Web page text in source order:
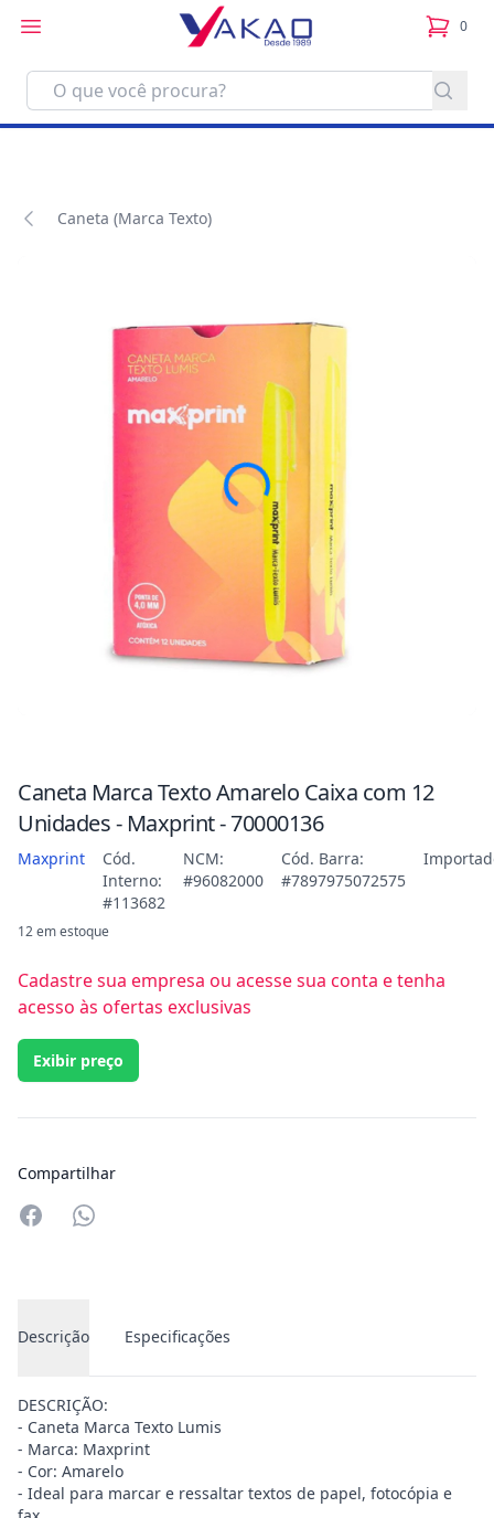
0
itens
Caneta (Marca Texto)
Caneta Marca Texto Amarelo Caixa com 12
Unidades - Maxprint - 70000136
Maxprint
Cód.
Interno:
#113682
NCM:
#96082000
Cód. Barra:
#7897975072575
12 em estoque
Cadastre sua empresa ou acesse sua conta e tenha
acesso às ofertas exclusivas
Exibir preço
Compartilhar
Compartilhar no Whatsapp
Descrição Especificações
DESCRIÇÃO:
- Caneta Marca Texto Lumis
- Marca: Maxprint
- Cor: Amarelo
- Ideal para marcar e ressaltar textos de papel, fotocópia e